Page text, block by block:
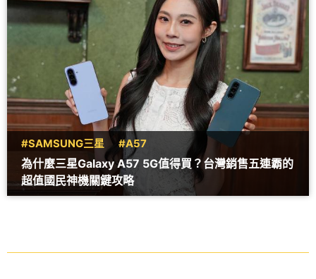
#SAMSUNG三星 #A57
為什麼三星Galaxy A57 5G值得買？台灣銷售五連霸的
超值國民神機關鍵攻略